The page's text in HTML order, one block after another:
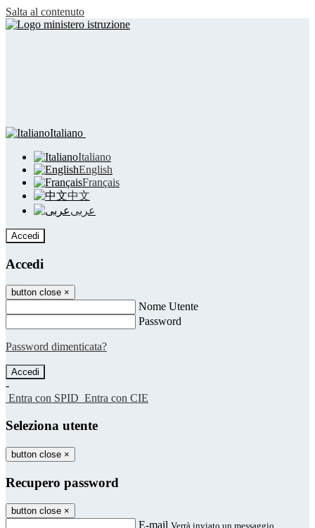
Salta al contenuto
Italiano
Italiano
English
Français
中文
عربى
Accedi
Accedi
button close ×
Nome Utente
Password
Password dimenticata?
-
Entra con SPID Entra con CIE
Seleziona utente
button close ×
Recupero password
button close ×
E-mail Verrà inviato un messaggio